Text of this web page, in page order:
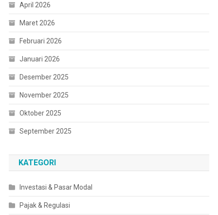
April 2026
Maret 2026
Februari 2026
Januari 2026
Desember 2025
November 2025
Oktober 2025
September 2025
KATEGORI
Investasi & Pasar Modal
Pajak & Regulasi